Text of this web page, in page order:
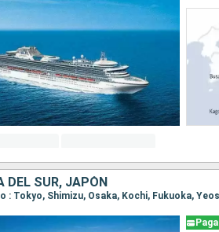
DEL SUR, JAPÓN
: Tokyo, Shimizu, Osaka, Kochi, Fukuoka,